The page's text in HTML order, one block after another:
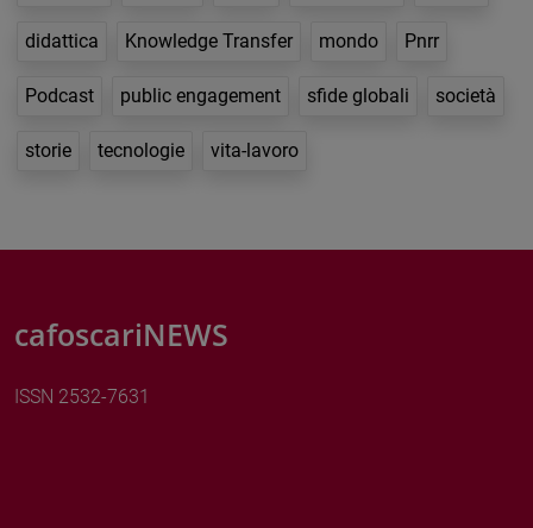
didattica Knowledge Transfer mondo Pnrr
Podcast public engagement sfide globali società
storie tecnologie vita-lavoro
cafoscariNEWS
ISSN 2532-7631